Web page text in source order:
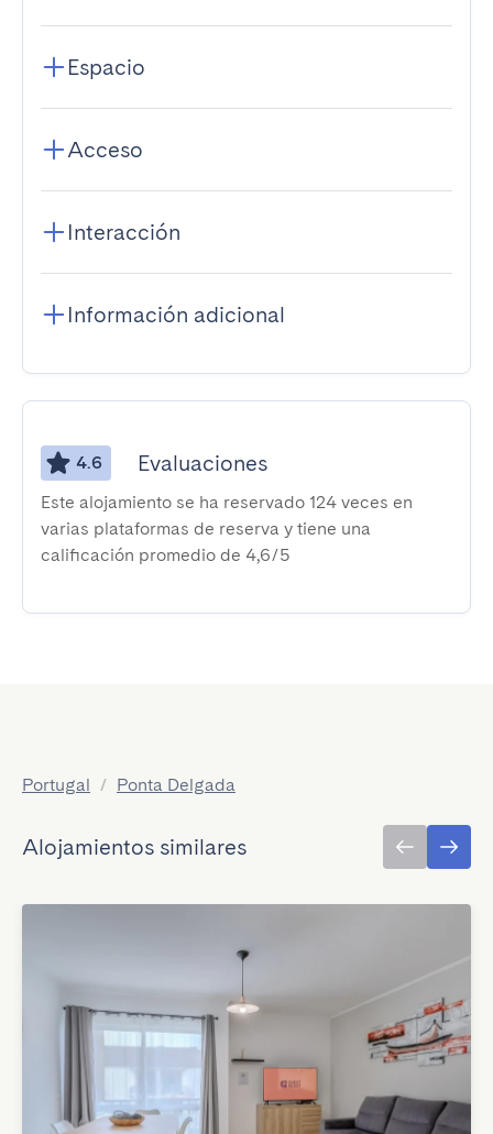
Espacio
Acceso
Interacción
Información adicional
4.6 Evaluaciones
Este alojamiento se ha reservado 124 veces en
varias plataformas de reserva y tiene una
calificación promedio de 4,6/5
Portugal / Ponta Delgada
Alojamientos similares